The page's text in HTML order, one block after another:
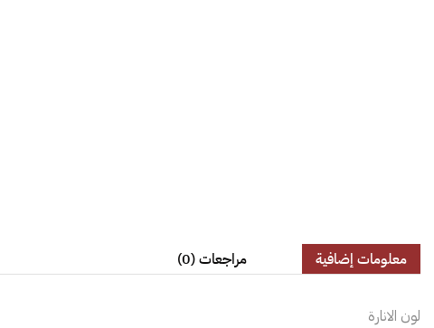
معلومات إضافية مراجعات (0)
لون الانارة